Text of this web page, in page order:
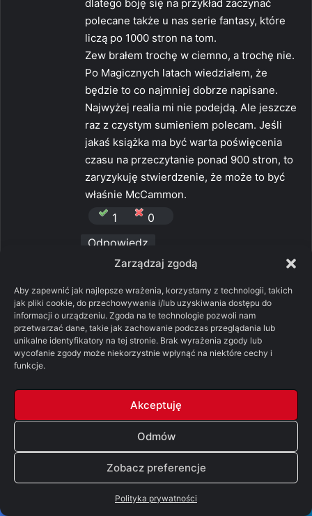
Zarządzaj zgodą
Aby zapewnić jak najlepsze wrażenia, korzystamy z technologii, takich
jak pliki cookie, do przechowywania i/lub uzyskiwania dostępu do
informacji o urządzeniu. Zgoda na te technologie pozwoli nam
przetwarzać dane, takie jak zachowanie podczas przeglądania lub
unikalne identyfikatory na tej stronie. Brak wyrażenia zgody lub
wycofanie zgody może niekorzystnie wpłynąć na niektóre cechy i
funkcje.
Akceptuję
Odmów
Zobacz preferencje
Polityka prywatności
dlatego boję się na przykład zaczynać
polecane także u nas serie fantasy, które
liczą po 1000 stron na tom.
Zew brałem trochę w ciemno, a trochę nie.
Po Magicznych latach wiedziałem, że
będzie to co najmniej dobrze napisane.
Najwyżej realia mi nie podejdą. Ale jeszcze
raz z czystym sumieniem polecam. Jeśli
jakaś książka ma być warta poświęcenia
czasu na przeczytanie ponad 900 stron, to
zaryzykuję stwierdzenie, że może to być
właśnie McCammon.
1
0
Odpowiedz
Pquelimp
i
s
z
:
20/05/2026 o 22:06
posłużę się jeszcze argumentacją, której
sam swego czasu uległem.
książki w około 2 minuty.
prosta kalkulacja: 900 stron x2 = 1800
minut, czyli dokładnie 30 godzin czytania.
aktywnościami dnia codziennego, np – ile
czasu spędzasz dziennie w zbiorkomie?
albo bardziej współcześnie – jaki jest Twój